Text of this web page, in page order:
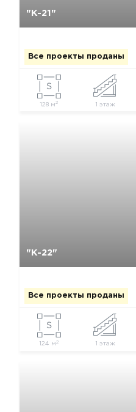
"К-21"
Все проекты проданы
128 м 2 1 этаж
"К-22"
Все проекты проданы
124 м 2 1 этаж